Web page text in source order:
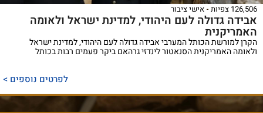
126,506 צפיות אישי ציבור
אבידה גדולה לעם היהודי, למדינת ישראל ולאומה
האמריקנית
הקרן למורשת הכותל המערבי אבידה גדולה לעם היהודי, למדינת ישראל
ולאומה האמריקנית הסנאטור לינדזי גרהאם ביקר פעמים רבות בכותל
לפרטים נוספים >